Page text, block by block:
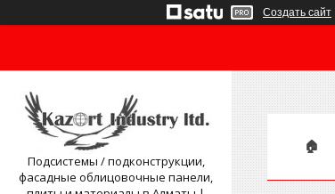
Создать сайт
Подсистемы / подконструкции,
фасадные облицовочные панели,
🏠